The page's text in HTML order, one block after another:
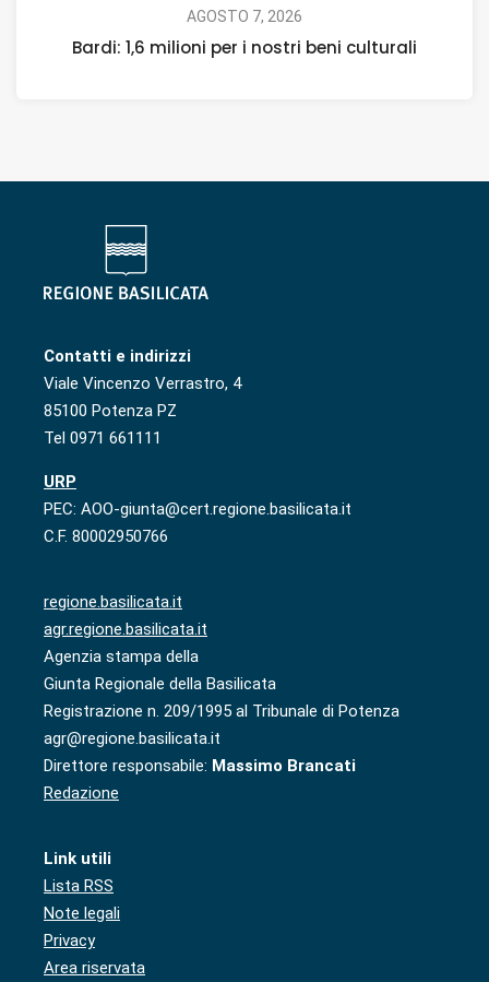
AGOSTO 7, 2026
Bardi: 1,6 milioni per i nostri beni culturali
Contatti e indirizzi
Viale Vincenzo Verrastro, 4
85100 Potenza PZ
Tel 0971 661111
URP
PEC: AOO-giunta@cert.regione.basilicata.it
C.F. 80002950766
regione.basilicata.it
agr.regione.basilicata.it
Agenzia stampa della
Giunta Regionale della Basilicata
Registrazione n. 209/1995 al Tribunale di Potenza
agr@regione.basilicata.it
Direttore responsabile: Massimo Brancati
Redazione
Link utili
Lista RSS
Note legali
Privacy
Area riservata